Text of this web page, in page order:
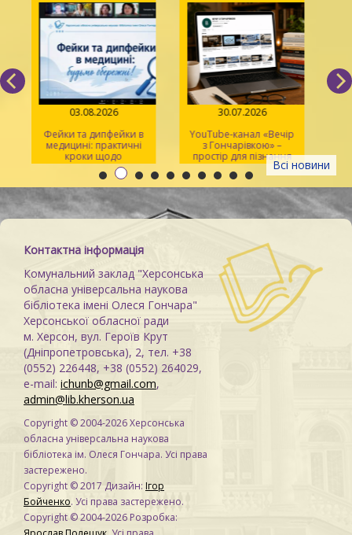
Всі новини
03.08.2026
Фейки та дипфейки в
медицині: практичні
кроки щодо
розпізнавання
30.07.2026
YouTube-канал «Вечір
з Гончарівкою» –
простір для пізнання
та натхнення
Контактна інформація
Комунальний заклад "Херсонська
обласна універсальна наукова
бібліотека імені Олеся Гончара"
Херсонської обласної ради
м. Херсон, вул. Героїв Крут
(Дніпропетровська), 2, тел. +38
(0552) 226448, +38 (0552) 264029,
e-mail: ichunb@gmail.com,
admin@lib.kherson.ua
Copyright © 2004-2026 Херсонська
обласна універсальна наукова
бібліотека ім. Олеся Гончара. Усі права
застережено.
Copyright © 2017 Дизайн: Ігор
Бойченко. Усі права застережено.
Copyright © 2004-2026 Розробка: